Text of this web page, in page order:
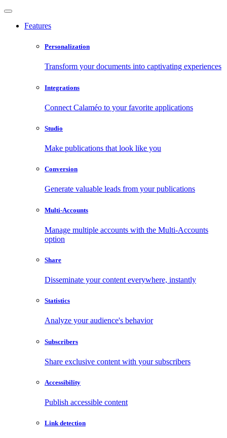
Features
Personalization
Transform your documents into captivating experiences
Integrations
Connect Calaméo to your favorite applications
Studio
Make publications that look like you
Conversion
Generate valuable leads from your publications
Multi-Accounts
Manage multiple accounts with the Multi-Accounts
option
Share
Disseminate your content everywhere, instantly
Statistics
Analyze your audience's behavior
Subscribers
Share exclusive content with your subscribers
Accessibility
Publish accessible content
Link detection